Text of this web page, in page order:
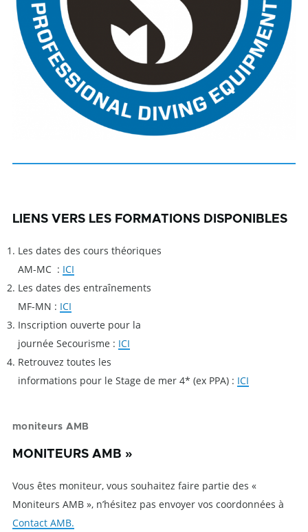
LIENS VERS LES FORMATIONS DISPONIBLES
Les dates des cours théoriques
AM-MC : ICI
Les dates des entraînements
MF-MN : ICI
Inscription ouverte pour la
journée Secourisme : ICI
Retrouvez toutes les
informations pour le Stage de mer 4* (ex PPA) : ICI
moniteurs AMB
MONITEURS AMB »
Vous êtes moniteur, vous souhaitez faire partie des «
Moniteurs AMB », n’hésitez pas envoyer vos coordonnées à
Contact AMB.